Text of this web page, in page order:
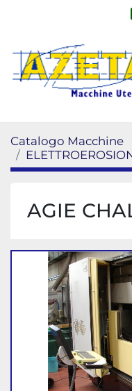
Catalogo Macchine
AGIE